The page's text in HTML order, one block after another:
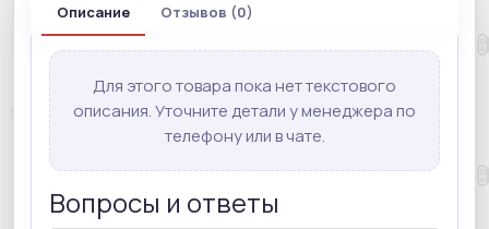
Описание Отзывов (0)
Для этого товара пока нет текстового
описания. Уточните детали у менеджера по
телефону или в чате.
Вопросы и ответы